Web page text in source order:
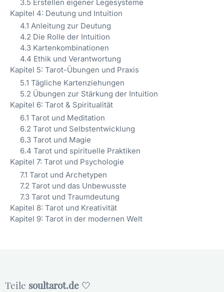
3.5 Erstellen eigener Legesysteme
Kapitel 4: Deutung und Intuition
4.1 Anleitung zur Deutung
4.2 Die Rolle der Intuition
4.3 Kartenkombinationen
4.4 Ethik und Verantwortung
Kapitel 5: Tarot-Übungen und Praxis
5.1 Tägliche Kartenziehungen
5.2 Übungen zur Stärkung der Intuition
Kapitel 6: Tarot & Spiritualität
6.1 Tarot und Meditation
6.2 Tarot und Selbstentwicklung
6.3 Tarot und Magie
6.4 Tarot und spirituelle Praktiken
Kapitel 7: Tarot und Psychologie
7.1 Tarot und Archetypen
7.2 Tarot und das Unbewusste
7.3 Tarot und Traumdeutung
Kapitel 8: Tarot und Kreativität
Kapitel 9: Tarot in der modernen Welt
Teile soultarot.de 🤍